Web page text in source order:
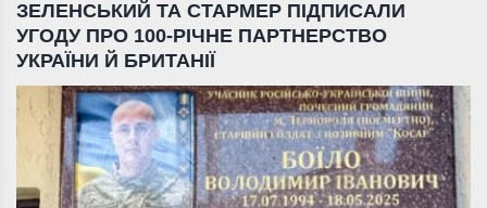
ЗЕЛЕНСЬКИЙ ТА СТАРМЕР ПІДПИСАЛИ
УГОДУ ПРО 100-РІЧНЕ ПАРТНЕРСТВО
УКРАЇНИ Й БРИТАНІЇ